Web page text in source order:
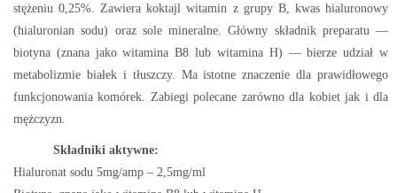
stężeniu 0,25%. Zawiera koktajl witamin z grupy B, kwas hialuronowy
(hialuronian sodu) oraz sole mineralne. Główny składnik preparatu —
biotyna (znana jako witamina B8 lub witamina H) — bierze udział w
metabolizmie białek i tłuszczy. Ma istotne znaczenie dla prawidłowego
funkcjonowania komórek. Zabiegi polecane zarówno dla kobiet jak i dla
mężczyzn.
Składniki aktywne:
Hialuronat sodu 5mg/amp – 2,5mg/ml